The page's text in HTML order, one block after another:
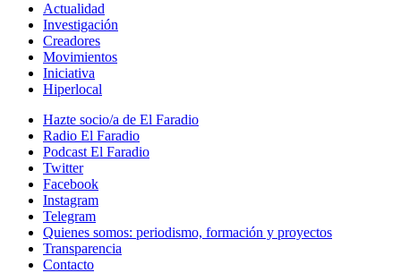
Actualidad
Investigación
Creadores
Movimientos
Iniciativa
Hiperlocal
Hazte socio/a de El Faradio
Radio El Faradio
Podcast El Faradio
Twitter
Facebook
Instagram
Telegram
Quienes somos: periodismo, formación y proyectos
Transparencia
Contacto